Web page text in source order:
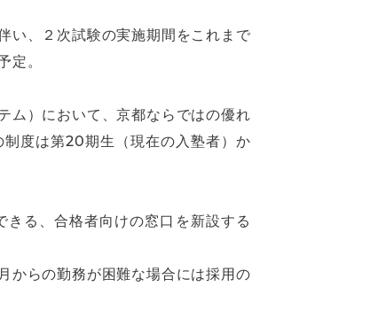
い、２次試験の実施期間をこれまで
定。
ム）において、京都ならではの優れ
度は第20期生（現在の入塾者）か
る、合格者向けの窓口を新設する
からの勤務が困難な場合には採用の